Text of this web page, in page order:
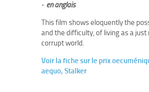
- en anglais
This film shows eloquently the
and the difficulty, of living as a just
corrupt world.
Voir la fiche sur le prix
aequo, Stalker